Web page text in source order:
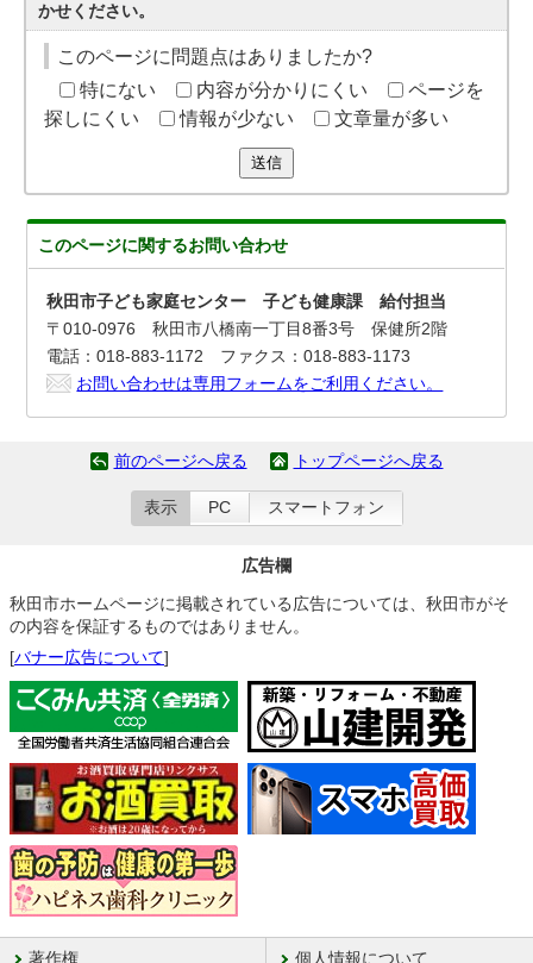
かせください。
このページに問題点はありましたか?
特にない
内容が分かりにくい
ページを
探しにくい
情報が少ない 文章量が多い
送信
このページに関するお問い合わせ
秋田市子ども家庭センター 子ども健康課 給付担当
〒010-0976 秋田市八橋南一丁目8番3号 保健所2階
電話：018-883-1172 ファクス：018-883-1173
お問い合わせは専用フォームをご利用ください。
前のページへ戻る トップページへ戻る
表示 PC スマートフォン
広告欄
秋田市ホームページに掲載されている広告については、秋田市がそ
の内容を保証するものではありません。
[バナー広告について]
著作権 個人情報について